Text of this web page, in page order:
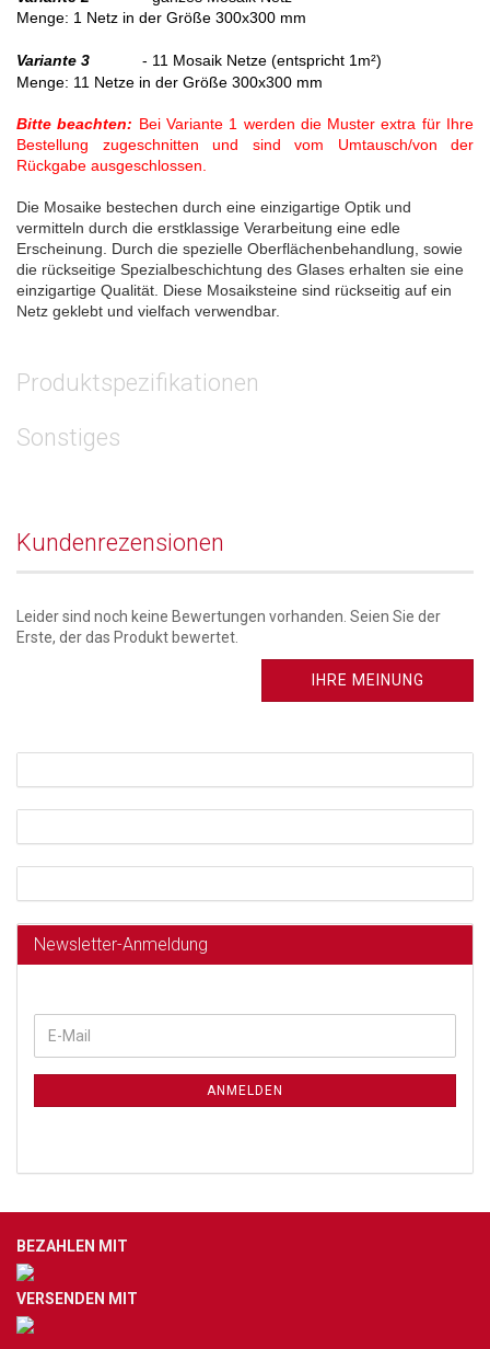
Menge: 1 Netz in der Größe 300x300 mm
Variante 3
- 11 Mosaik Netze (entspricht 1m²)
Menge: 11 Netze in der Größe 300x300 mm
Bitte beachten: Bei Variante 1 werden die Muster extra für Ihre
Bestellung zugeschnitten und sind vom Umtausch/von der
Rückgabe ausgeschlossen.
Die Mosaike bestechen durch eine einzigartige Optik und
vermitteln durch die erstklassige Verarbeitung eine edle
Erscheinung. Durch die spezielle Oberflächenbehandlung, sowie
die rückseitige Spezialbeschichtung des Glases erhalten sie eine
einzigartige Qualität. Diese Mosaiksteine sind rückseitig auf ein
Netz geklebt und vielfach verwendbar.
Produktspezifikationen
Sonstiges
Kundenrezensionen
Leider sind noch keine Bewertungen vorhanden. Seien Sie der
Erste, der das Produkt bewertet.
IHRE MEINUNG
Newsletter-Anmeldung
ANMELDEN
BEZAHLEN MIT
VERSENDEN MIT